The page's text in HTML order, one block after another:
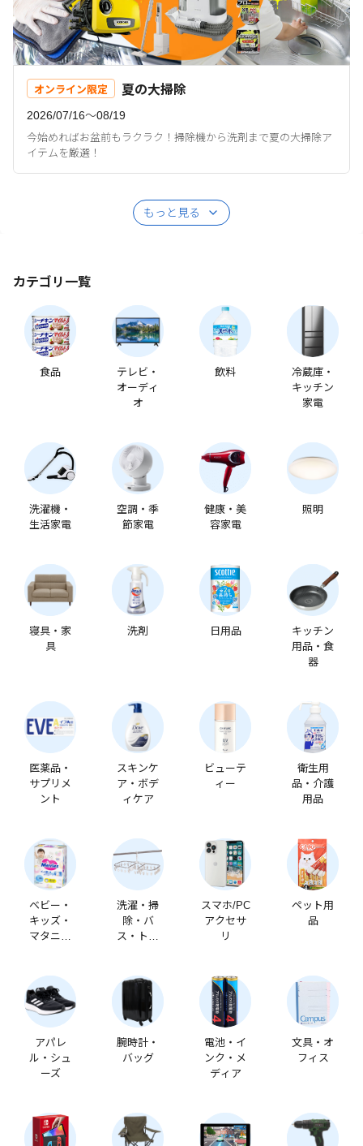
オンライン限定 夏の大掃除
2026/07/16〜08/19
今始めればお盆前もラクラク！掃除機から洗剤まで夏の大掃除ア
イテムを厳選！
もっと見る
カテゴリ一覧
食品
テレビ・
オーディ
オ
飲料
冷蔵庫・
キッチン
家電
洗濯機・
生活家電
空調・季
節家電
健康・美
容家電
照明
寝具・家
具
洗剤 日用品
キッチン
用品・食
器
医薬品・
サプリメ
ント
スキンケ
ア・ボデ
ィケア
ビューテ
ィー
衛生用
品・介護
用品
ベビー・
キッズ・
マタニテ
洗濯・掃
除・バ
ス・トイ
スマホ/PC
アクセサ
リ
ペット用
品
アパレ
ル・シュ
ーズ
腕時計・
バッグ
電池・イ
ンク・メ
ディア
文具・オ
フィス